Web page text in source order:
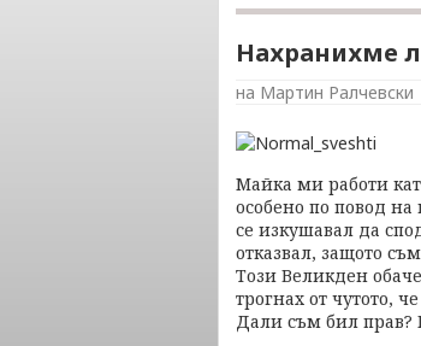
Нахранихме
на Мартин Ралчевски
Майка ми работи
особено по повод
се изкушавал да
отказвал, защото
Този Великден
трогнах от чутото,
Дали съм бил прав?